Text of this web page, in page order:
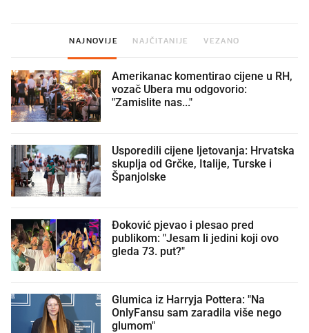
NAJNOVIJE NAJČITANIJE VEZANO
Amerikanac komentirao cijene u RH,
vozač Ubera mu odgovorio:
"Zamislite nas..."
Usporedili cijene ljetovanja: Hrvatska
skuplja od Grčke, Italije, Turske i
Španjolske
Đoković pjevao i plesao pred
publikom: "Jesam li jedini koji ovo
gleda 73. put?"
Glumica iz Harryja Pottera: "Na
OnlyFansu sam zaradila više nego
glumom"